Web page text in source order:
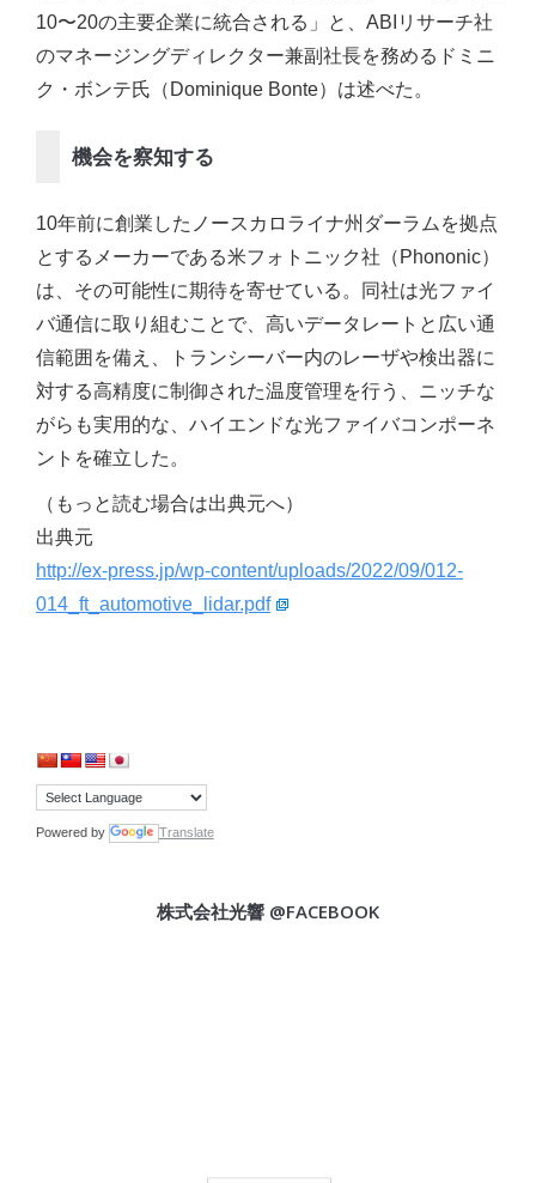
10〜20の主要企業に統合される」と、ABIリサーチ社
のマネージングディレクター兼副社長を務めるドミニ
ク・ボンテ氏（Dominique Bonte）は述べた。
機会を察知する
10年前に創業したノースカロライナ州ダーラムを拠点
とするメーカーである米フォトニック社（Phononic）
は、その可能性に期待を寄せている。同社は光ファイ
バ通信に取り組むことで、高いデータレートと広い通
信範囲を備え、トランシーバー内のレーザや検出器に
対する高精度に制御された温度管理を行う、ニッチな
がらも実用的な、ハイエンドな光ファイバコンポーネ
ントを確立した。
（もっと読む場合は出典元へ）
出典元
http://ex-press.jp/wp-content/uploads/2022/09/012-
014_ft_automotive_lidar.pdf
Powered by Translate
株式会社光響 @FACEBOOK